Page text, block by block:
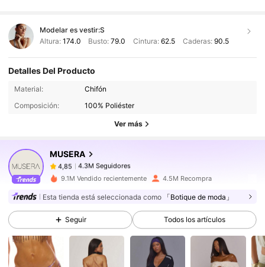
Modelar es vestir:S
Altura: 174.0 Busto:79.0 Cintura: 62.5 Caderas: 90.5
Detalles Del Producto
Material:
Chifón
Composición:
100% Poliéster
Ver más
MUSERA
4.3M Seguidores
4.3M Seguidores
4,85
4.3M Seguidores
m***npagó Hace 1 día
4.3M Seguidores
9.1M Vendido recientemente 4.5M Recompra
Esta tienda está seleccionada como 「Botique de moda」
Seguir Todos los artículos